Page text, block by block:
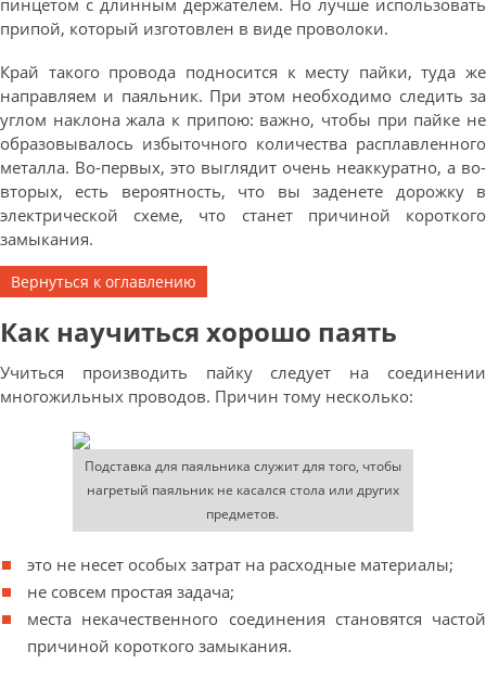
пинцетом с длинным держателем. Но лучше использовать
припой, который изготовлен в виде проволоки.
Край такого провода подносится к месту пайки, туда же
направляем и паяльник. При этом необходимо следить за
углом наклона жала к припою: важно, чтобы при пайке не
образовывалось избыточного количества расплавленного
металла. Во-первых, это выглядит очень неаккуратно, а во-
вторых, есть вероятность, что вы заденете дорожку в
электрической схеме, что станет причиной короткого
замыкания.
Вернуться к оглавлению
Как научиться хорошо паять
Учиться производить пайку следует на соединении
многожильных проводов. Причин тому несколько:
Подставка для паяльника служит для того, чтобы
нагретый паяльник не касался стола или других
предметов.
это не несет особых затрат на расходные материалы;
не совсем простая задача;
места некачественного соединения становятся частой
причиной короткого замыкания.